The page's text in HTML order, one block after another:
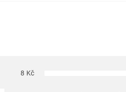
8 Kč